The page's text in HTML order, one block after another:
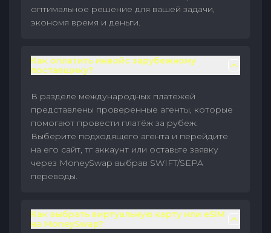
оптимальное решение для вашей задачи,
экономя время и деньги.
Как оплатить инвойс зарубежному
поставщику?
В разделе международных платежей
представлены проверенные агенты, которые
помогают провести платёж за рубеж.
Выберите подходящего агента и перейдите
на его сайт, тг аккаунт или оставьте заявку
через MoneySwap выбрав SWIFT/SEPA
переводы.
Как выбрать виртуальную карту или eSIM
на MoneySwap?